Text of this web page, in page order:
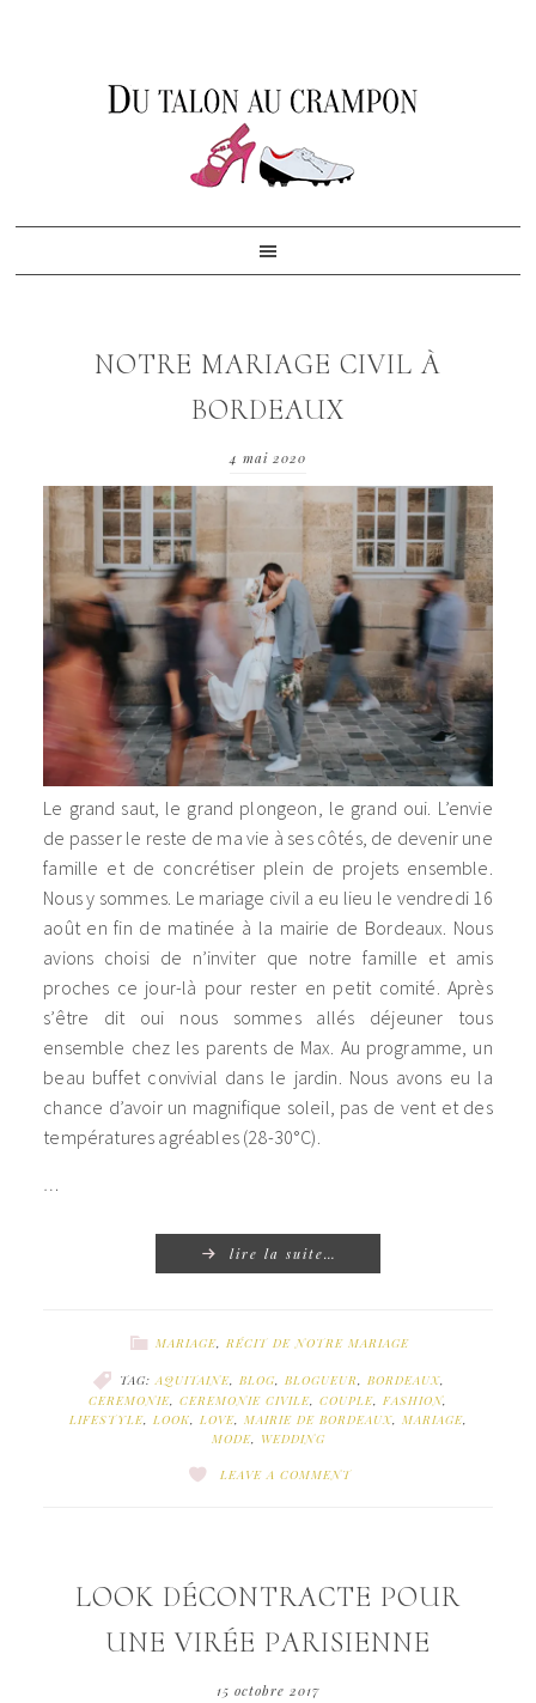
NOTRE MARIAGE CIVIL À
BORDEAUX
4 mai 2020
Le grand saut, le grand plongeon, le grand oui. L’envie
de passer le reste de ma vie à ses côtés, de devenir une
famille et de concrétiser plein de projets ensemble.
Nous y sommes. Le mariage civil a eu lieu le vendredi 16
août en fin de matinée à la mairie de Bordeaux. Nous
avions choisi de n’inviter que notre famille et amis
proches ce jour-là pour rester en petit comité. Après
s’être dit oui nous sommes allés déjeuner tous
ensemble chez les parents de Max. Au programme, un
beau buffet convivial dans le jardin. Nous avons eu la
chance d’avoir un magnifique soleil, pas de vent et des
températures agréables (28-30°C).
…
lire la suite…
MARIAGE, RÉCIT DE NOTRE MARIAGE
TAG: AQUITAINE, BLOG, BLOGUEUR BORDEAUX,
CEREMONIE CEREMONIE CIVILE COUPLE FASHION,
LIFESTYLE, LOOK LOVE, MAIRIE DE BORDEAUX, MARIAGE,
MODE, WEDDING
LEAVE A COMMENT
LOOK DÉCONTRACTE POUR
UNE VIRÉE PARISIENNE
15 octobre 2017